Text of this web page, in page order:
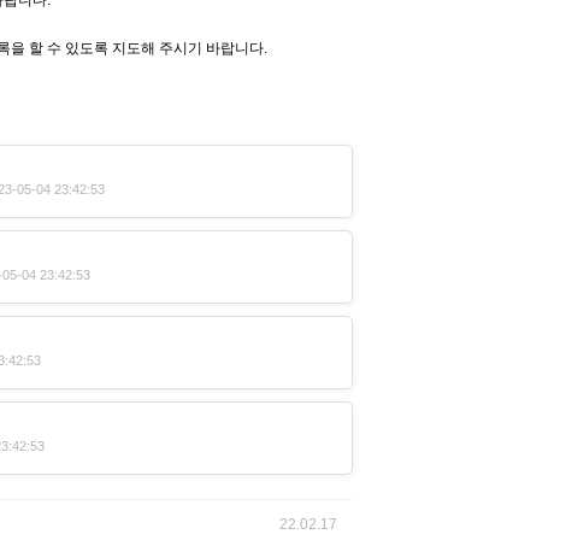
할 수 있도록 지도해 주시기 바랍니다.
05-04 23:42:53
04 23:42:53
22.02.17